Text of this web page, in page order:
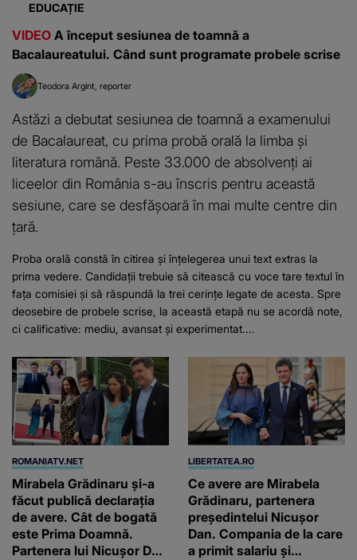
EDUCAȚIE
VIDEO A început sesiunea de toamnă a
Bacalaureatului. Când sunt programate probele scrise
Teodora Argint reporter
Astăzi a debutat sesiunea de toamnă a examenului
de Bacalaureat, cu prima probă orală la limba și
literatura română. Peste 33.000 de absolvenți ai
liceelor din România s-au înscris pentru această
sesiune, care se desfășoară în mai multe centre din
țară.
Proba orală constă în citirea și înțelegerea unui text extras la
prima vedere. Candidații trebuie să citească cu voce tare textul în
fața comisiei și să răspundă la trei cerințe legate de acesta. Spre
deosebire de probele scrise, la această etapă nu se acordă note,
ci calificative: mediu, avansat și experimentat....
ROMANIATV.NET
Mirabela Grădinaru și-a
făcut publică declarația
de avere. Cât de bogată
este Prima Doamnă.
Partenera lui Nicușor Dan
LIBERTATEA.RO
Ce avere are Mirabela
Grădinaru, partenera
președintelui Nicușor
Dan. Compania de la care
a primit salariu și